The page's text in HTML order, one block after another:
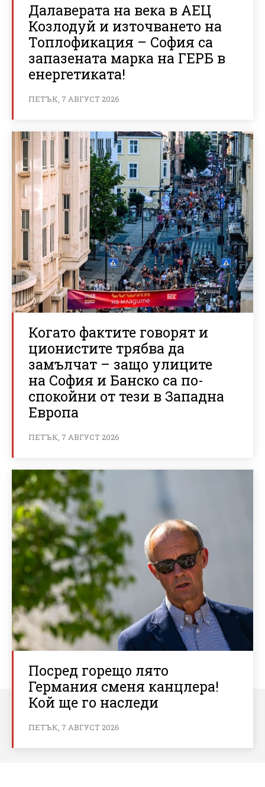
Далаверата на века в АЕЦ
Козлодуй и източването на
Топлофикация – София са
запазената марка на ГЕРБ в
енергетиката!
ПЕТЪК, 7 АВГУСТ 2026
Когато фактите говорят и
ционистите трябва да
замълчат – защо улиците
на София и Банско са по-
спокойни от тези в Западна
Европа
ПЕТЪК, 7 АВГУСТ 2026
Посред горещо лято
Германия сменя канцлера!
Кой ще го наследи
ПЕТЪК, 7 АВГУСТ 2026